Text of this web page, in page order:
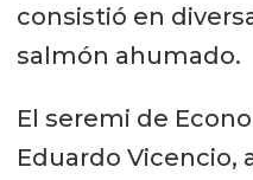
consistió en
salmón ahumado.
El seremi de
Eduardo Vicencio,